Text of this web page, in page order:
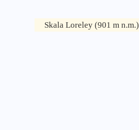
Skala Loreley (901 m n.m.)